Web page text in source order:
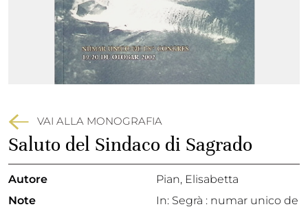
VAI ALLA MONOGRAFIA
Saluto del Sindaco di Sagrado
Autore
Pian, Elisabetta
Note
In: Segrà : numar unico de